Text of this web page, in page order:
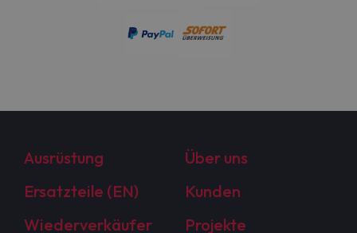
Ausrüstung
Über uns
Ersatzteile (EN)
Kunden
Wiederverkäufer
Projekte